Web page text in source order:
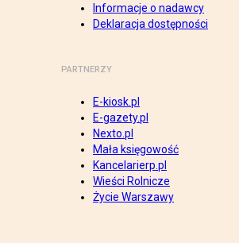
Informacje o nadawcy
Deklaracja dostępności
PARTNERZY
E-kiosk.pl
E-gazety.pl
Nexto.pl
Mała księgowość
Kancelarierp.pl
Wieści Rolnicze
Życie Warszawy